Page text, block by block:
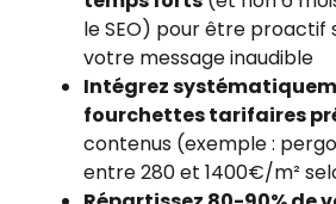
le SEO) pour être proactif
votre message inaudible
Intégrez
fourchettes tarifaires
contenus (exemple :
entre 280 et 1400€/m²